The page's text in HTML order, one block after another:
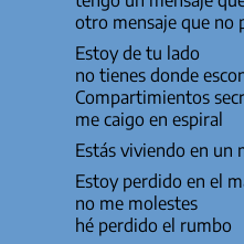
otro mensaje que no
Estoy de tu lado
no tienes donde
Compartimientos
me caigo en espiral
Estás viviendo en un
Estoy perdido en el
no me molestes
hé perdido el rumbo